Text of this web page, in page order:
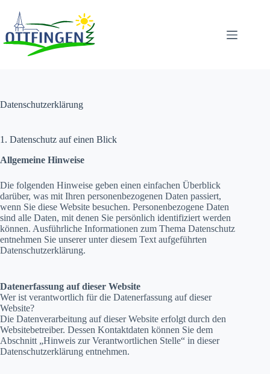
Inhalt
springen
Datenschutzerklärung
1. Datenschutz auf einen Blick
Allgemeine Hinweise
Die folgenden Hinweise geben einen einfachen Überblick
darüber, was mit Ihren personenbezogenen Daten passiert,
wenn Sie diese Website besuchen. Personenbezogene Daten
sind alle Daten, mit denen Sie persönlich identifiziert werden
können. Ausführliche Informationen zum Thema Datenschutz
entnehmen Sie unserer unter diesem Text aufgeführten
Datenschutzerklärung.
Datenerfassung auf dieser Website
Wer ist verantwortlich für die Datenerfassung auf dieser
Website?
Die Datenverarbeitung auf dieser Website erfolgt durch den
Websitebetreiber. Dessen Kontaktdaten können Sie dem
Abschnitt „Hinweis zur Verantwortlichen Stelle“ in dieser
Datenschutzerklärung entnehmen.